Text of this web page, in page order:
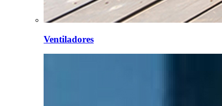
Ventiladores